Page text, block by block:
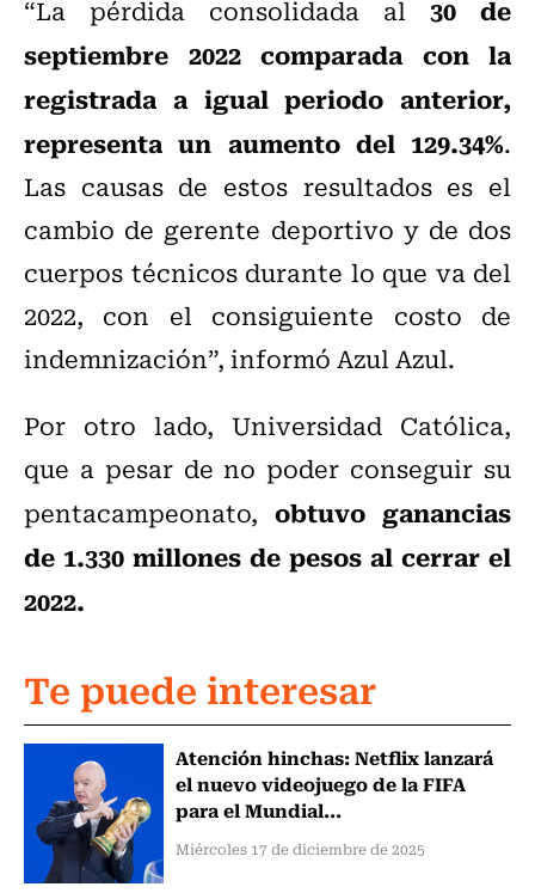
“La pérdida consolidada al 30 de
septiembre 2022 comparada con la
registrada a igual periodo anterior,
representa un aumento del 129.34%.
Las causas de estos resultados es el
cambio de gerente deportivo y de dos
cuerpos técnicos durante lo que va del
2022, con el consiguiente costo de
indemnización”, informó Azul Azul.
Por otro lado, Universidad Católica,
que a pesar de no poder conseguir su
pentacampeonato, obtuvo ganancias
de 1.330 millones de pesos al cerrar el
2022.
Te puede interesar
Atención hinchas: Netflix lanzará
el nuevo videojuego de la FIFA
para el Mundial...
Miércoles 17 de diciembre de 2025